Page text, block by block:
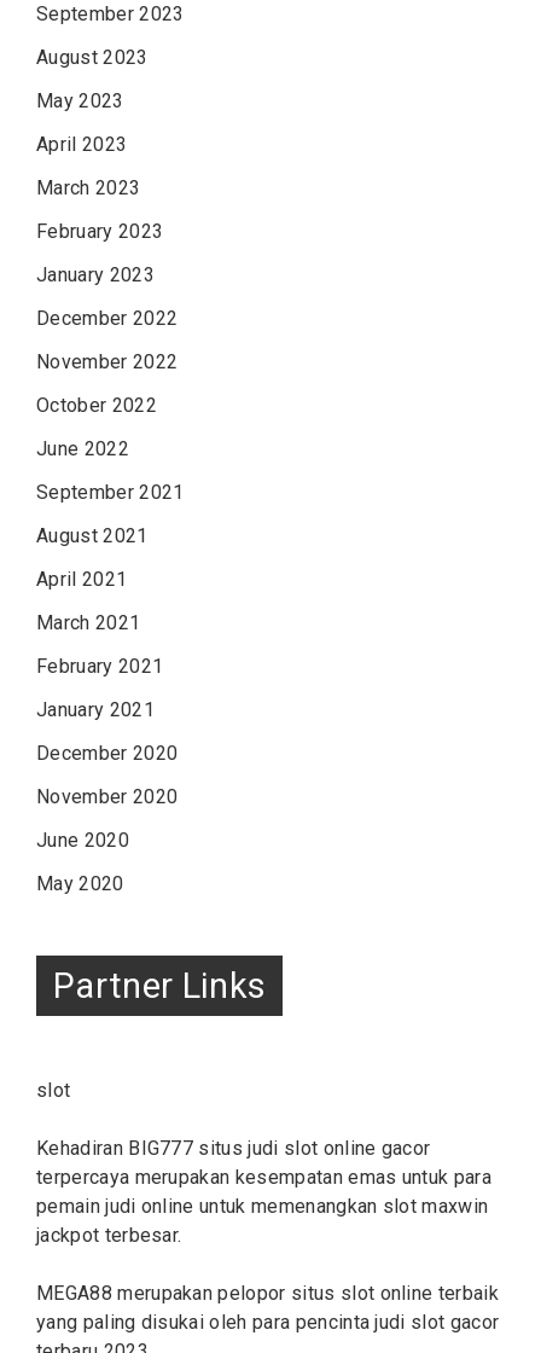
September 2023
August 2023
May 2023
April 2023
March 2023
February 2023
January 2023
December 2022
November 2022
October 2022
June 2022
September 2021
August 2021
April 2021
March 2021
February 2021
January 2021
December 2020
November 2020
June 2020
May 2020
Partner Links
slot
Kehadiran BIG777 situs judi slot online gacor
terpercaya merupakan kesempatan emas untuk para
pemain judi online untuk memenangkan slot maxwin
jackpot terbesar.
MEGA88 merupakan pelopor situs slot online terbaik
yang paling disukai oleh para pencinta judi slot gacor